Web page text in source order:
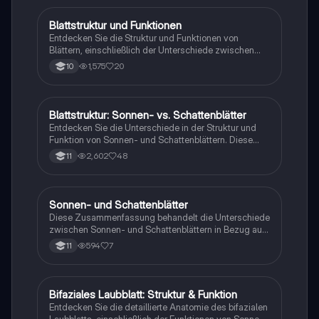
deren Rolle in der Fotosynthese vorbereiten.
Biologie
Blattstruktur und Funktionen
Entdecken Sie die Struktur und Funktionen von
Blättern, einschließlich der Unterschiede zwischen
Sonnen- und Schattenblättern. Diese
Zusammenfassung behandelt die wichtigsten
Rolle in der Photosynthese und dem Gasaustausch.
Ideal für Biologiestudenten.
10 1,575 20
Biologie
Blattstruktur: Sonnen- vs. Schattenblätter
Entdecken Sie die Unterschiede in der Struktur und
Funktion von Sonnen- und Schattenblättern. Diese
Zusammenfassung behandelt die spezifischen
Anpassungen, die Blätter an unterschiedliche
Palisadengewebe. Ideal für Studierende der Botanik
und Pflanzenphysiologie.
11 2,602 48
Biologie
Sonnen- und Schattenblätter
Diese Zusammenfassung behandelt die Unterschiede
zwischen Sonnen- und Schattenblättern in Bezug auf
ihre Struktur, Funktion und Anpassung an
Lichtverhältnisse. Erfahren Sie, wie die
Studierende der Botanik und Pflanzenphysiologie.
11 594 7
Biologie
Bifaziales Laubblatt: Struktur & Funktion
Entdecken Sie die detaillierte Anatomie des bifazialen